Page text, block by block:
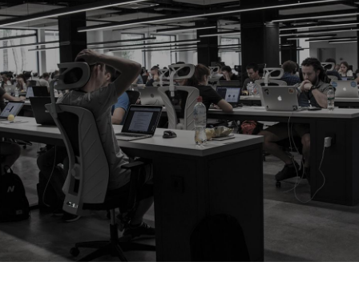
경기대학교 대학-기업 협력형 ICT안전융합인재
양성
University-Industry Cooperative ICT Safety Conver
gence Talent Development
SINCE.2024.06